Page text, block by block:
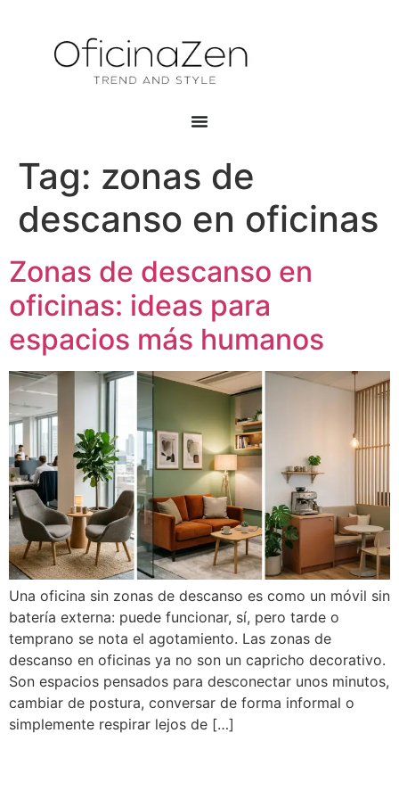
Tag: zonas de
descanso en oficinas
Zonas de descanso en
oficinas: ideas para
espacios más humanos
Una oficina sin zonas de descanso es como un móvil sin
batería externa: puede funcionar, sí, pero tarde o
temprano se nota el agotamiento. Las zonas de
descanso en oficinas ya no son un capricho decorativo.
Son espacios pensados para desconectar unos minutos,
cambiar de postura, conversar de forma informal o
simplemente respirar lejos de […]